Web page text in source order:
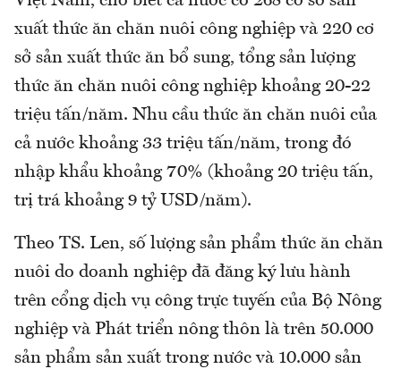
xuất thức ăn chăn nuôi công nghiệp và 220 cơ
sở sản xuất thức ăn bổ sung, tổng sản lượng
thức ăn chăn nuôi công nghiệp khoảng 20-22
triệu tấn/năm. Nhu cầu thức ăn chăn nuôi của
cả nước khoảng 33 triệu tấn/năm, trong đó
nhập khẩu khoảng 70% (khoảng 20 triệu tấn,
trị trá khoảng 9 tỷ USD/năm).
Theo TS. Len, số lượng sản phẩm thức ăn chăn
nuôi do doanh nghiệp đã đăng ký lưu hành
trên cổng dịch vụ công trực tuyến của Bộ Nông
nghiệp và Phát triển nông thôn là trên 50.000
sản phẩm sản xuất trong nước và 10.000 sản